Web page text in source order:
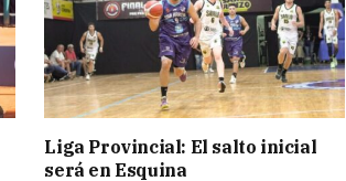
Liga Provincial: El salto inicial
será en Esquina